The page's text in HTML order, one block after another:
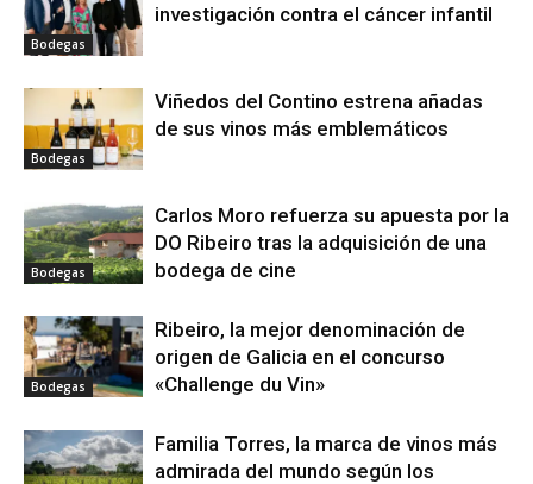
Bodegas
investigación contra el cáncer infantil
Bodegas
Viñedos del Contino estrena añadas
de sus vinos más emblemáticos
Bodegas
Carlos Moro refuerza su apuesta por la
DO Ribeiro tras la adquisición de una
bodega de cine
Bodegas
Ribeiro, la mejor denominación de
origen de Galicia en el concurso
«Challenge du Vin»
Familia Torres, la marca de vinos más
admirada del mundo según los